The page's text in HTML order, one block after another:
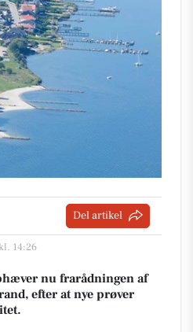
Del artikel
14:26
nu frarådningen af
efter at nye prøver